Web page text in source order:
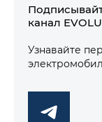
канал
Узнавайте